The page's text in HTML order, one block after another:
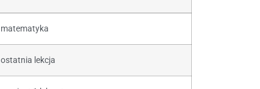
matematyka
ostatnia lekcja